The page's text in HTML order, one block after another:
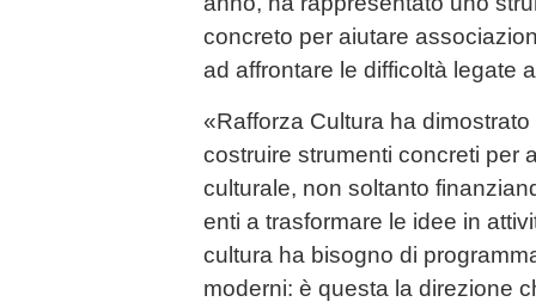
concreto per aiutare
ad affrontare le difficoltà legate
«Rafforza Cultura ha
costruire strumenti concreti per
culturale, non soltanto
enti a trasformare le idee in
cultura ha bisogno di
moderni: è questa la direzione